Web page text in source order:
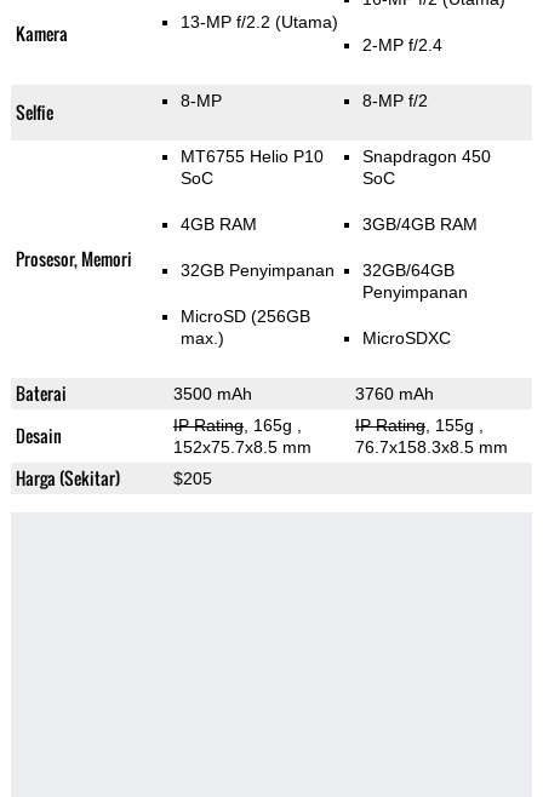
Kamera 13-MP f/2.2 (Utama)
2-MP f/2.4
Selfie 8-MP 8-MP f/2
Prosesor, Memori
MT6755 Helio P10
SoC
4GB RAM
32GB Penyimpanan
MicroSD (256GB
max.)
Snapdragon 450
SoC
3GB/4GB RAM
32GB/64GB
Penyimpanan
MicroSDXC
Baterai 3500 mAh 3760 mAh
Desain IP Rating, 165g
152x75.7x8.5 mm
IP Rating, 155g
76.7x158.3x8.5 mm
Harga (Sekitar) $205